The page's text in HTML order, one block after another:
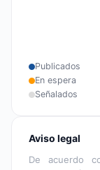
Publicados
En espera
Señalados
Aviso legal
De acuerdo